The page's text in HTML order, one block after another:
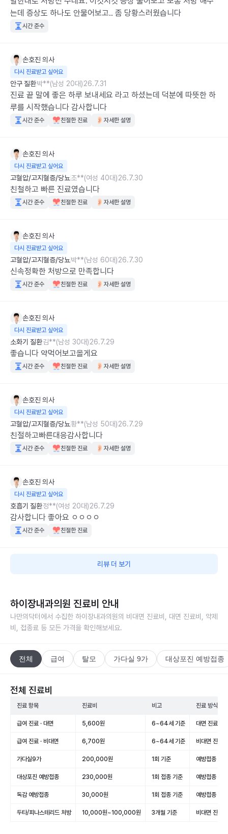
는데 증상도 하나도 안물어보고.. 좀 당황스러웠습니다
시간 준수
손호진 의사
다시 진료받고 싶어요
안구 질환박**(남성 20대)26.7.31
진료 끝 말에 좋은 하루 보내세요 라고 하셨는데 덕분에 따뜻한 하
루를 시작했습니다 감사합니다
시간 준수 친절한 진료 자세한 설명
손호진 의사
다시 진료받고 싶어요
고혈압/고지혈증/당뇨조**(여성 40대)26.7.30
친철하고 빠른 진료였습니다
시간 준수 친절한 진료 자세한 설명
손호진 의사
다시 진료받고 싶어요
고혈압/고지혈증/당뇨박**(남성 60대)26.7.30
신속정확한 처방으로 만족합니다
시간 준수 친절한 진료 자세한 설명
손호진 의사
다시 진료받고 싶어요
소화기 질환김**(남성 30대)26.7.29
좋습니다 약먹어보고올게요
시간 준수 친절한 진료 자세한 설명
손호진 의사
다시 진료받고 싶어요
고혈압/고지혈증/당뇨황**(남성 50대)26.7.29
친절하고빠른대응감사합니다
시간 준수 친절한 진료 자세한 설명
손호진 의사
다시 진료받고 싶어요
호흡기 질환정**(여성 20대)26.7.29
감사합니다 좋아요 ㅇㅇㅇㅇ
시간 준수 친절한 진료
리뷰 더 보기
하이장내과의원 진료비 안내
나만의닥터에서 수집한 하이장내과의원의 비대면 진료비, 대면 진료비, 약제
비, 접종료 등 모든 가격을 확인해보세요.
전체 급여 탈모 가다실 9가 대상포진 예방접종
전체 진료비
진료 항목 진료비 비고 진료 방식
급여 진료 · 대면 5,600원 6~64세 기준 대면 진료
급여 진료 · 비대면 6,700원 6~64세 기준 비대면 진료
가다실9가 200,000원 1회 기준 예방접종
대상포진 예방접종 230,000원 1회 접종 기준 예방접종
독감 예방접종 30,000원 1회 접종 기준 예방접종
두타/피나스테리드 처방 10,000원~100,000원 3개월 기준 비대면 진료